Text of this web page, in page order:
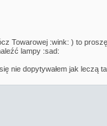
:wink: ) to
lampy :sad:
nie dopytywałem jak